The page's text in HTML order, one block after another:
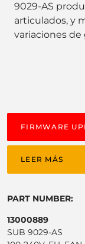
9029-AS
articulados, y
variaciones de
FIRMWARE
LEER MÁS
PART NUMBER:
13000889
SUB 9029-AS